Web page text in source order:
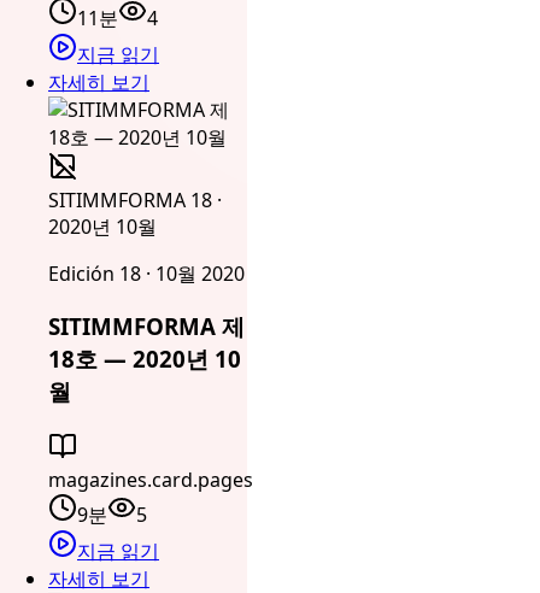
11분
4
지금 읽기
자세히 보기
SITIMMFORMA 18 ·
2020년 10월
Edición 18 · 10월 2020
SITIMMFORMA 제
18호 — 2020년 10
월
magazines.card.pages
9분
5
지금 읽기
자세히 보기